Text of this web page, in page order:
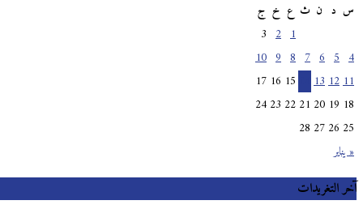
س د ن ث ع خ ج
« يناير
1
2
3
4
5
6
7
8
9
10
11
12
13
15
16
17
18
19
20
21
22
23
24
25
26
27
28
آخر التغريدات